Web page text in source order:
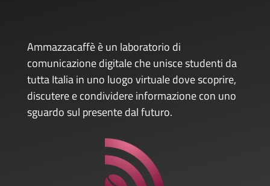
Ammazzacaffè è un laboratorio di
comunicazione digitale che unisce studenti da
tutta Italia in uno luogo virtuale dove scoprire,
discutere e condividere informazione con uno
sguardo sul presente dal futuro.